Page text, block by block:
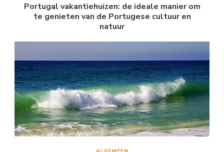
Portugal vakantiehuizen: de ideale manier om
te genieten van de Portugese cultuur en
natuur